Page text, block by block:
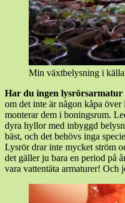
Min växtbelysning i
Har du ingen lysrörsarmatur
om det inte är någon kåpa
monterar dem i boningsrum.
dyra hyllor med inbyggd
bäst, och det behövs inga
Lysrör drar inte mycket ström
det gäller ju bara en period på
vara vattentäta armaturer! Och